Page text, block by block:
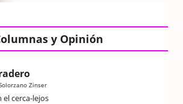
y Opinión
Zinser
el cerca-lejos